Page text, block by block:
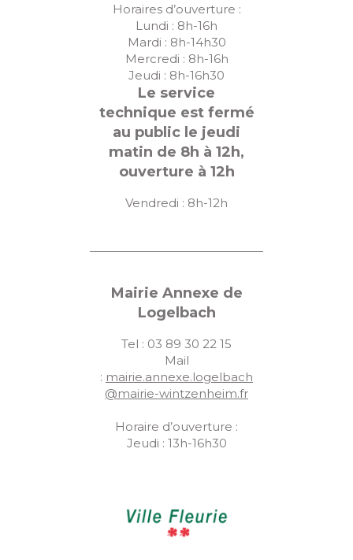
Horaires d’ouverture :
Lundi : 8h-16h
Mardi : 8h-14h30
Mercredi : 8h-16h
Jeudi : 8h-16h30
Le service
technique est fermé
au public le jeudi
matin de 8h à 12h,
ouverture à 12h
Vendredi : 8h-12h
Mairie Annexe de
Logelbach
Tel : 03 89 30 22 15
Mail
: mairie.annexe.logelbach
@mairie-wintzenheim.fr
Horaire d’ouverture :
Jeudi : 13h-16h30